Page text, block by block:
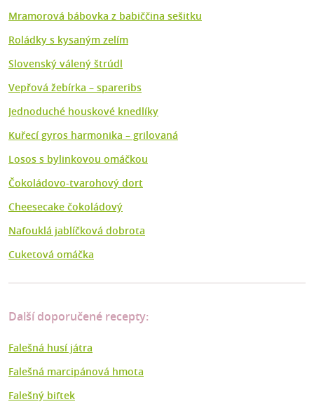
Mramorová bábovka z babiččina sešitku
Roládky s kysaným zelím
Slovenský válený štrúdl
Vepřová žebírka – spareribs
Jednoduché houskové knedlíky
Kuřecí gyros harmonika – grilovaná
Losos s bylinkovou omáčkou
Čokoládovo-tvarohový dort
Cheesecake čokoládový
Nafouklá jablíčková dobrota
Cuketová omáčka
Další doporučené recepty:
Falešná husí játra
Falešná marcipánová hmota
Falešný biftek